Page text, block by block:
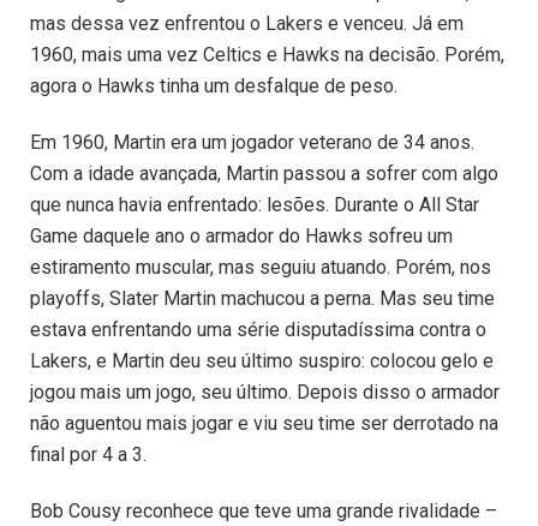
mas dessa vez enfrentou o Lakers e venceu. Já em
1960, mais uma vez Celtics e Hawks na decisão. Porém,
agora o Hawks tinha um desfalque de peso.
Em 1960, Martin era um jogador veterano de 34 anos.
Com a idade avançada, Martin passou a sofrer com algo
que nunca havia enfrentado: lesões. Durante o All Star
Game daquele ano o armador do Hawks sofreu um
estiramento muscular, mas seguiu atuando. Porém, nos
playoffs, Slater Martin machucou a perna. Mas seu time
estava enfrentando uma série disputadíssima contra o
Lakers, e Martin deu seu último suspiro: colocou gelo e
jogou mais um jogo, seu último. Depois disso o armador
não aguentou mais jogar e viu seu time ser derrotado na
final por 4 a 3.
Bob Cousy reconhece que teve uma grande rivalidade –